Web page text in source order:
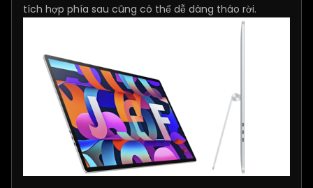
tích hợp phía sau cũng có thể dễ dàng tháo rời.